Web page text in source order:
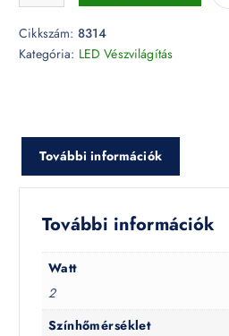
Cikkszám: 8314
Kategória: LED Vészvilágítás
További információk
További információk
Watt
2
Színhőmérséklet